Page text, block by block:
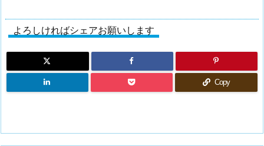
よろしければシェアお願いします
Copy